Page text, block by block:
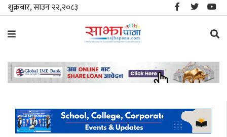
शुक्रबार, साउन २२,२०८३
समाचार
स्थानीय